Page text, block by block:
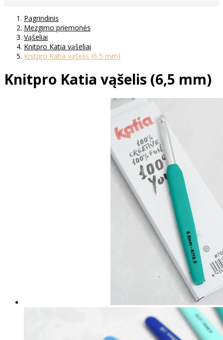
Pagrindinis
Mezgimo priemonės
Vąšeliai
Knitpro Katia vąšeliai
Knitpro Katia vąšelis (6,5 mm)
Knitpro Katia vąšelis (6,5 mm)